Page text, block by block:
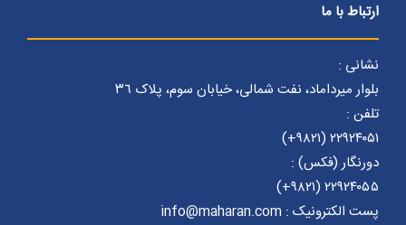
ارتباط با ما
نشانی :
بلوار میرداماد، نفت شمالی، خیابان سوم، پلاک ٣٦
تلفن :
۲۲۹۲۴۰۵۱ (۹۸۲۱+)
دورنگار (فکس) :
۲۲۹۲۴۰۵۵ (۹۸۲۱+)
پست الکترونیک : info@maharan.com